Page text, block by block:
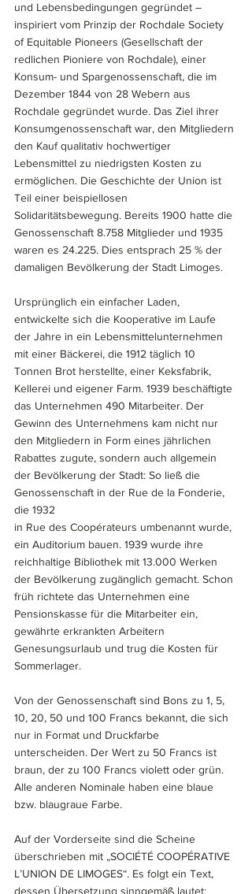
und Lebensbedingungen gegründet –
inspiriert vom Prinzip der Rochdale Society
of Equitable Pioneers (Gesellschaft der
redlichen Pioniere von Rochdale), einer
Konsum- und Spargenossenschaft, die im
Dezember 1844 von 28 Webern aus
Rochdale gegründet wurde. Das Ziel ihrer
Konsumgenossenschaft war, den Mitgliedern
den Kauf qualitativ hochwertiger
Lebensmittel zu niedrigsten Kosten zu
ermöglichen. Die Geschichte der Union ist
Teil einer beispiellosen
Solidaritätsbewegung. Bereits 1900 hatte die
Genossenschaft 8.758 Mitglieder und 1935
waren es 24.225. Dies entsprach 25 % der
damaligen Bevölkerung der Stadt Limoges.
Ursprünglich ein einfacher Laden,
entwickelte sich die Kooperative im Laufe
der Jahre in ein Lebensmittelunternehmen
mit einer Bäckerei, die 1912 täglich 10
Tonnen Brot herstellte, einer Keksfabrik,
Kellerei und eigener Farm. 1939 beschäftigte
das Unternehmen 490 Mitarbeiter. Der
Gewinn des Unternehmens kam nicht nur
den Mitgliedern in Form eines jährlichen
Rabattes zugute, sondern auch allgemein
der Bevölkerung der Stadt: So ließ die
Genossenschaft in der Rue de la Fonderie,
die 1932
in Rue des Coopérateurs umbenannt wurde,
ein Auditorium bauen. 1939 wurde ihre
reichhaltige Bibliothek mit 13.000 Werken
der Bevölkerung zugänglich gemacht. Schon
früh richtete das Unternehmen eine
Pensionskasse für die Mitarbeiter ein,
gewährte erkrankten Arbeitern
Genesungsurlaub und trug die Kosten für
Sommerlager.
Von der Genossenschaft sind Bons zu 1, 5,
10, 20, 50 und 100 Francs bekannt, die sich
nur in Format und Druckfarbe
unterscheiden. Der Wert zu 50 Francs ist
braun, der zu 100 Francs violett oder grün.
Alle anderen Nominale haben eine blaue
bzw. blaugraue Farbe.
Auf der Vorderseite sind die Scheine
überschrieben mit „SOCIÉTÉ COOPÉRATIVE
L’UNION DE LIMOGES“. Es folgt ein Text,
dessen Übersetzung sinngemäß lautet: